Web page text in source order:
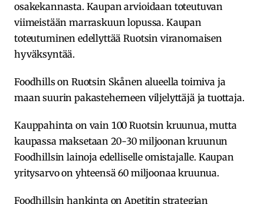
osakekannasta. Kaupan arvioidaan toteutuvan
viimeistään marraskuun lopussa. Kaupan
toteutuminen edellyttää Ruotsin viranomaisen
hyväksyntää.
Foodhills on Ruotsin Skånen alueella toimiva ja
maan suurin pakasteherneen viljelyttäjä ja tuottaja.
Kauppahinta on vain 100 Ruotsin kruunua, mutta
kaupassa maksetaan 20-30 miljoonan kruunun
Foodhillsin lainoja edelliselle omistajalle. Kaupan
yritysarvo on yhteensä 60 miljoonaa kruunua.
Foodhillsin hankinta on Apetitin strategian